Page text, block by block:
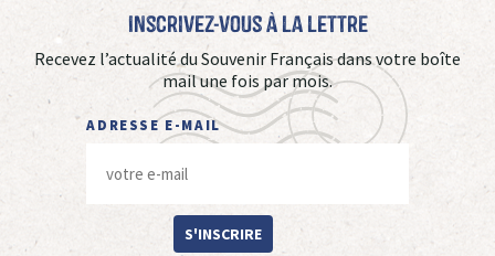
Inscrivez-vous à La Lettre
Recevez l’actualité du Souvenir Français dans votre boîte
mail une fois par mois.
ADRESSE E-MAIL
S'INSCRIRE